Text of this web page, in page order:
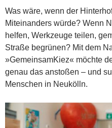
Was wäre, wenn der
Miteinanders würde? Wenn
helfen, Werkzeuge teilen,
Straße begrünen? Mit dem
»GemeinsamKiez« möchte
genau das anstoßen – und
Menschen in Neukölln.